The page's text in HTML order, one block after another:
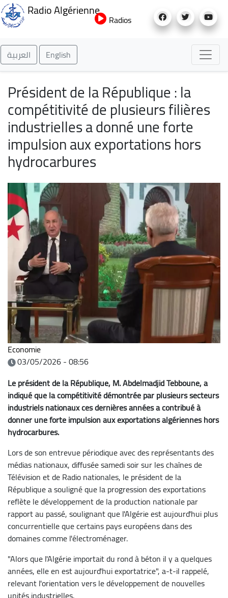
au
Radio Algérienne
Radios
العربية English
Président de la République : la
compétitivité de plusieurs filières
industrielles a donné une forte
impulsion aux exportations hors
hydrocarbures
Economie
03/05/2026 - 08:56
Le président de la République, M. Abdelmadjid Tebboune, a
indiqué que la compétitivité démontrée par plusieurs secteurs
industriels nationaux ces dernières années a contribué à
donner une forte impulsion aux exportations algériennes hors
hydrocarbures.
Lors de son entrevue périodique avec des représentants des
médias nationaux, diffusée samedi soir sur les chaînes de
Télévision et de Radio nationales, le président de la
République a souligné que la progression des exportations
reflète le développement de la production nationale par
rapport au passé, soulignant que l'Algérie est aujourd'hui plus
concurrentielle que certains pays européens dans des
domaines comme l'électroménager.
"Alors que l'Algérie importait du rond à béton il y a quelques
années, elle en est aujourd'hui exportatrice", a-t-il rappelé,
relevant l'orientation vers le développement de nouvelles